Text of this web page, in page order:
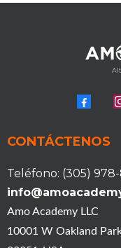
CONTÁCTENOS
Teléfono: (305) 978-
Amo Academy LLC
10001 W Oakland